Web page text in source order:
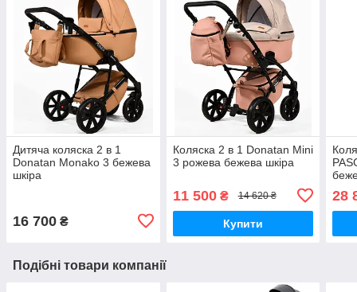
Дитяча коляска 2 в 1
Donatan Monako 3 бежева
шкіра
16 700 ₴
Коляска 2 в 1 Donatan Mini
3 рожева бежева шкіра
11 500₴ 14 620 ₴
Купити
28
Подібні товари компанії